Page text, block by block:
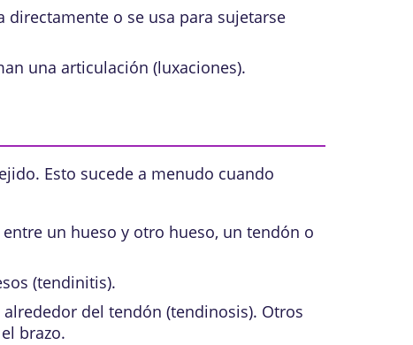
o se usa para sujetarse
una articulación (luxaciones).
Esto sucede a menudo cuando
un hueso y otro hueso, un tendón o
(tendinitis).
del tendón (tendinosis). Otros
brazo.